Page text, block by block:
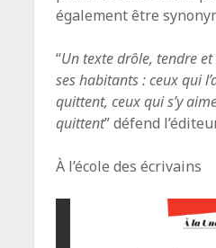
également être
“Un texte drôle, tendre
ses habitants : ceux qui
quittent, ceux qui s’y
quittent” défend
À l’école des écrivains